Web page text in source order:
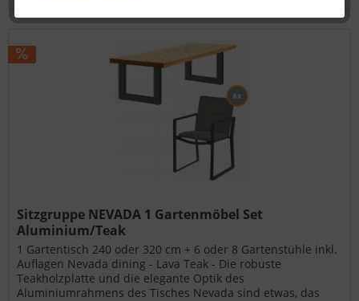
Sitzgruppe NEVADA 1 Gartenmöbel Set
Aluminium/Teak
1 Gartentisch 240 oder 320 cm + 6 oder 8 Gartenstühle inkl.
Auflagen Nevada dining - Lava Teak - Die robuste
Teakholzplatte und die elegante Optik des
Aluminiumrahmens des Tisches Nevada sind etwas, das